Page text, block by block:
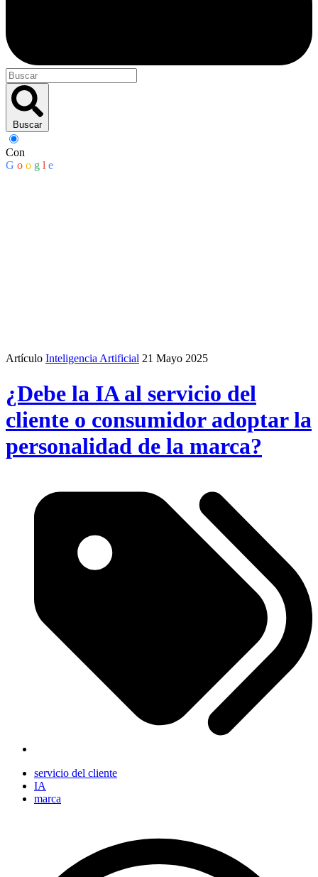
Buscar
Con
G o o g l e
Artículo Inteligencia Artificial 21 Mayo 2025
¿Debe la IA al servicio del
cliente o consumidor adoptar la
personalidad de la marca?
servicio del cliente
IA
marca